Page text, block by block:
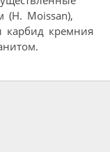
(H. Moissan),
карбид кремния